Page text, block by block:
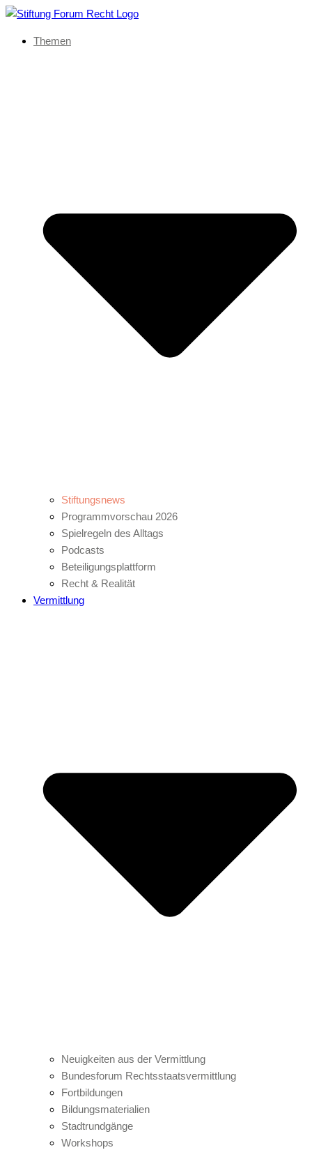
Themen
Stiftungsnews
Programmvorschau 2026
Spielregeln des Alltags
Podcasts
Beteiligungsplattform
Recht & Realität
Vermittlung
Neuigkeiten aus der Vermittlung
Bundesforum Rechtsstaatsvermittlung
Fortbildungen
Bildungsmaterialien
Stadtrundgänge
Workshops